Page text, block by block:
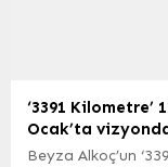
‘3391 Kilometre’
Ocak’ta
Beyza Alkoç’un